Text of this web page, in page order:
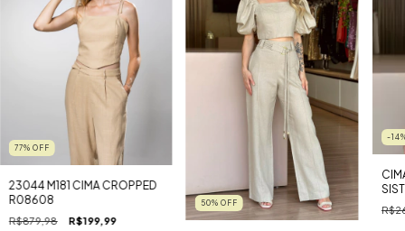
77% OFF
23044 M181 CIMA CROPPED
R08608
R$879,98 R$199,99
50% OFF
-14